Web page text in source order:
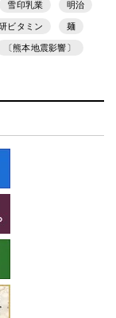
雪印乳業 明治
ビタミン 麺
〔熊本地震影響〕